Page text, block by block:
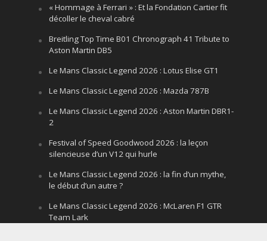
« Hommage à Ferrari » : Et la Fondation Cartier fit
décoller le cheval cabré
Breitling Top Time B01 Chronograph 41 Tribute to
Aston Martin DB5
Le Mans Classic Legend 2026 : Lotus Elise GT1
Le Mans Classic Legend 2026 : Mazda 787B
Le Mans Classic Legend 2026 : Aston Martin DBR1-
2
Festival of Speed Goodwood 2026 : la leçon
silencieuse d’un V12 qui hurle
Le Mans Classic Legend 2026 : la fin d’un mythe,
le début d’un autre ?
Le Mans Classic Legend 2026 : McLaren F1 GTR
Team Lark